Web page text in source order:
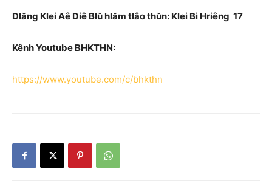
Dlăng Klei Aê Diê Blŭ hlăm tlâo thŭn: Klei Bi Hriêng 17
Kênh Youtube BHKTHN:
https://www.youtube.com/c/bhkthn